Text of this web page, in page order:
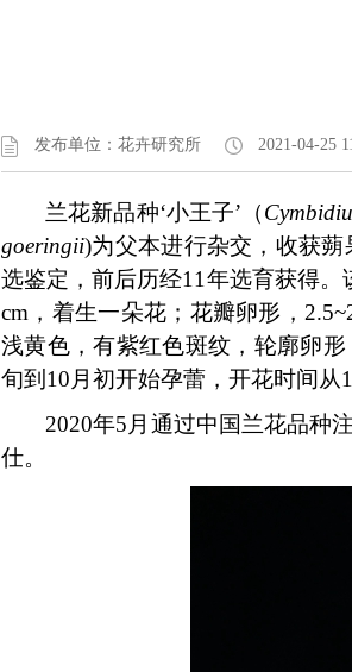
发布单位：花卉研究所 2021-04-25
兰花新品种‘小王子’（
goeringii)为父本进行杂交，收获
选鉴定，前后历经11年选育获得
cm，着生一朵花；花瓣卵形，
浅黄色，有紫红色斑纹，轮廓卵形
旬到10月初开始孕蕾，开花时间从
2020年5月通过中国兰花品种
仕。